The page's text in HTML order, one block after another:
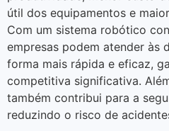
útil dos equipamentos e
Com um sistema robótico
empresas podem atender às
forma mais rápida e eficaz,
competitiva significativa.
também contribui para a
reduzindo o risco de